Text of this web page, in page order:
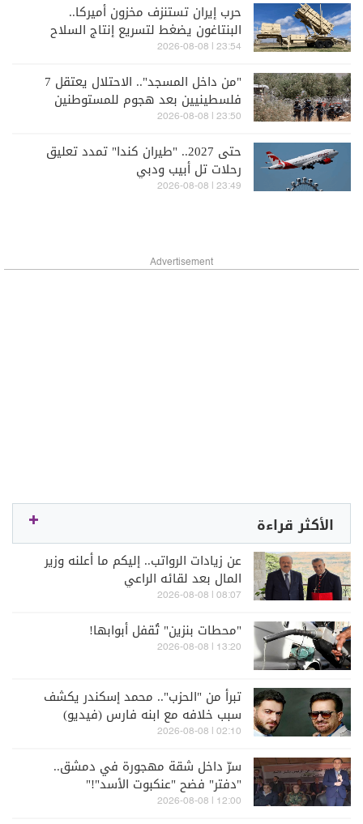
حرب إيران تستنزف مخزون أميركا..
البنتاغون يضغط لتسريع إنتاج السلاح
23:54 | 2026-08-08
"من داخل المسجد".. الاحتلال يعتقل 7
فلسطينيين بعد هجوم للمستوطنين
23:50 | 2026-08-08
حتى 2027.. "طيران كندا" تمدد تعليق
رحلات تل أبيب ودبي
23:49 | 2026-08-08
Advertisement
الأكثر قراءة
عن زيادات الرواتب.. إليكم ما أعلنه وزير
المال بعد لقائه الراعي
08:07 | 2026-08-08
"محطات بنزين" تُقفل أبوابها!
13:20 | 2026-08-08
تبرأ من "الحزب".. محمد إسكندر يكشف
سبب خلافه مع ابنه فارس (فيديو)
02:10 | 2026-08-08
سرّ داخل شقة مهجورة في دمشق..
"دفتر" فضح "عنكبوت الأسد"!"
12:00 | 2026-08-08